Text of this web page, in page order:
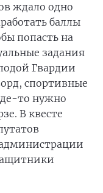
ждало одно
баллы
попасть на
задания
Гвардии
спортивные
то нужно
В квесте